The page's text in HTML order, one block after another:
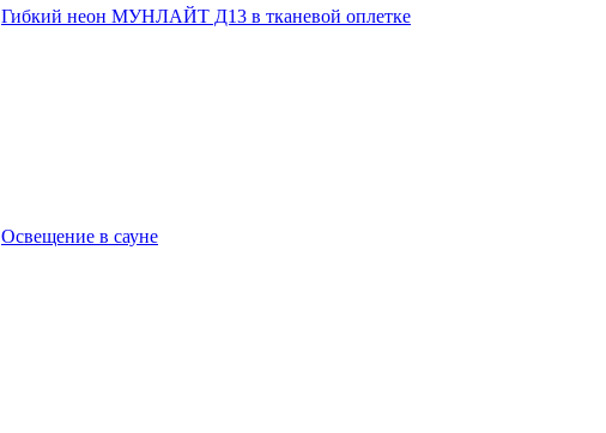
Гибкий неон МУНЛАЙТ Д13 в тканевой оплетке
Освещение в сауне